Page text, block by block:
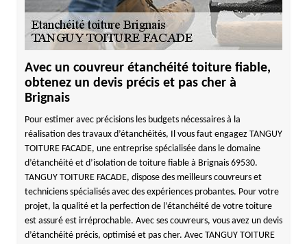
Avec un couvreur étanchéité toiture fiable,
obtenez un devis précis et pas cher à
Brignais
Pour estimer avec précisions les budgets nécessaires à la
réalisation des travaux d’étanchéités, Il vous faut engagez TANGUY
TOITURE FACADE, une entreprise spécialisée dans le domaine
d’étanchéité et d’isolation de toiture fiable à Brignais 69530.
TANGUY TOITURE FACADE, dispose des meilleurs couvreurs et
techniciens spécialisés avec des expériences probantes. Pour votre
projet, la qualité et la perfection de l’étanchéité de votre toiture
est assuré est irréprochable. Avec ses couvreurs, vous avez un devis
d’étanchéité précis, optimisé et pas cher. Avec TANGUY TOITURE